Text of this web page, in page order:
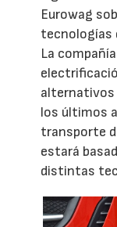
Eurowag
tecnologías
La
alternativos
los últimos
transporte
estará
distintas